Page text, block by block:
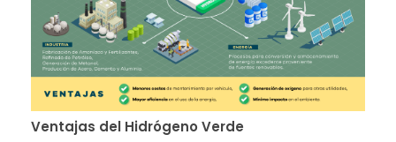
Ventajas del Hidrógeno Verde